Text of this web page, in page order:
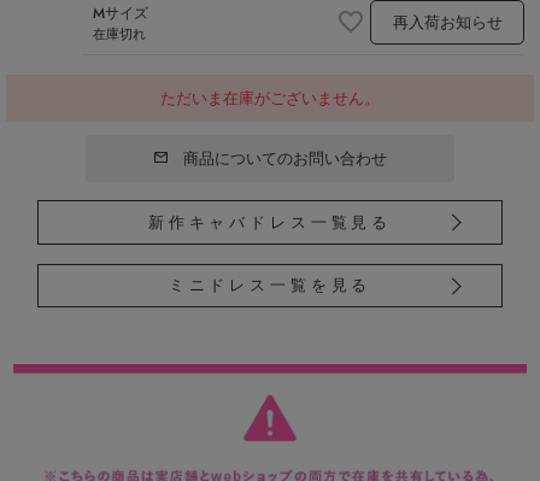
Mサイズ
在庫切れ 再入荷お知らせ
ただいま在庫がございません。
商品についてのお問い合わせ
新作キャバドレス一覧見る
ミニドレス一覧を見る